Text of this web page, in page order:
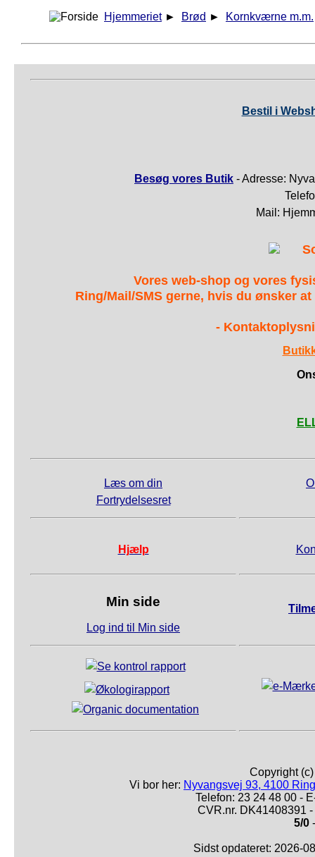
Hjemmeriet ► Brød ► Kornkværne m.m.
Bestil i
Besøg vores Butik - Adresse:
Mail:
Vores web-shop og vores
Ring/Mail/SMS gerne, hvis du ønsker
-
Læs om din
Fortrydelsesret
Hjælp
Min side
Log ind til Min side
Copyright
Vi bor her: Nyvangsvej 93, 4100
Telefon: 23 24 48 00 -
CVR.nr. DK41408391
5/0
Sidst opdateret: 2026-